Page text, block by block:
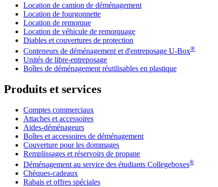
Location de camion de déménagement
Location de fourgonnette
Location de remorque
Location de véhicule de remorquage
Diables et couvertures de protection
Conteneurs de déménagement et d'entreposage U-Box®
Unités de libre-entreposage
Boîtes de déménagement réutilisables en plastique
Produits et services
Comptes commerciaux
Attaches et accessoires
Aides-déménageurs
Boîtes et accessoires de déménagement
Couverture pour les dommages
Remplissages et réservoirs de propane
Déménagement au service des étudiants Collegeboxes®
Chèques-cadeaux
Rabais et offres spéciales